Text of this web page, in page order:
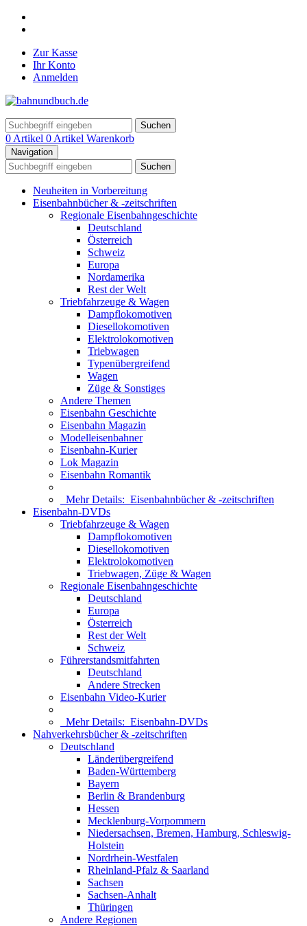
Zur Kasse
Ihr Konto
Anmelden
Suchen
0 Artikel 0 Artikel Warenkorb
Navigation
Suchen
Neuheiten in Vorbereitung
Eisenbahnbücher & -zeitschriften
Regionale Eisenbahngeschichte
Deutschland
Österreich
Schweiz
Europa
Nordamerika
Rest der Welt
Triebfahrzeuge & Wagen
Dampflokomotiven
Diesellokomotiven
Elektrolokomotiven
Triebwagen
Typenübergreifend
Wagen
Züge & Sonstiges
Andere Themen
Eisenbahn Geschichte
Eisenbahn Magazin
Modelleisenbahner
Eisenbahn-Kurier
Lok Magazin
Eisenbahn Romantik
Mehr Details: Eisenbahnbücher & -zeitschriften
Eisenbahn-DVDs
Triebfahrzeuge & Wagen
Dampflokomotiven
Diesellokomotiven
Elektrolokomotiven
Triebwagen, Züge & Wagen
Regionale Eisenbahngeschichte
Deutschland
Europa
Österreich
Rest der Welt
Schweiz
Führerstandsmitfahrten
Deutschland
Andere Strecken
Eisenbahn Video-Kurier
Mehr Details: Eisenbahn-DVDs
Nahverkehrsbücher & -zeitschriften
Deutschland
Länderübergreifend
Baden-Württemberg
Bayern
Berlin & Brandenburg
Hessen
Mecklenburg-Vorpommern
Niedersachsen, Bremen, Hamburg, Schleswig-
Holstein
Nordrhein-Westfalen
Rheinland-Pfalz & Saarland
Sachsen
Sachsen-Anhalt
Thüringen
Andere Regionen